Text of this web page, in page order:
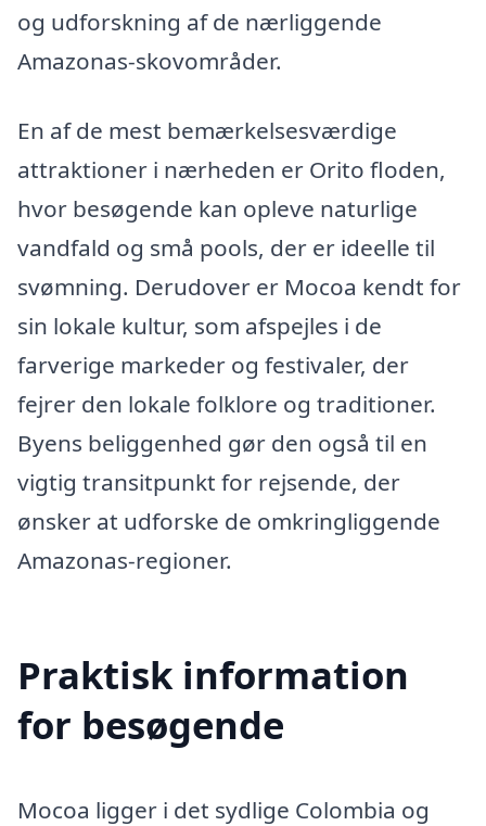
og udforskning af de nærliggende
Amazonas-skovområder.
En af de mest bemærkelsesværdige
attraktioner i nærheden er Orito floden,
hvor besøgende kan opleve naturlige
vandfald og små pools, der er ideelle til
svømning. Derudover er Mocoa kendt for
sin lokale kultur, som afspejles i de
farverige markeder og festivaler, der
fejrer den lokale folklore og traditioner.
Byens beliggenhed gør den også til en
vigtig transitpunkt for rejsende, der
ønsker at udforske de omkringliggende
Amazonas-regioner.
Praktisk information
for besøgende
Mocoa ligger i det sydlige Colombia og